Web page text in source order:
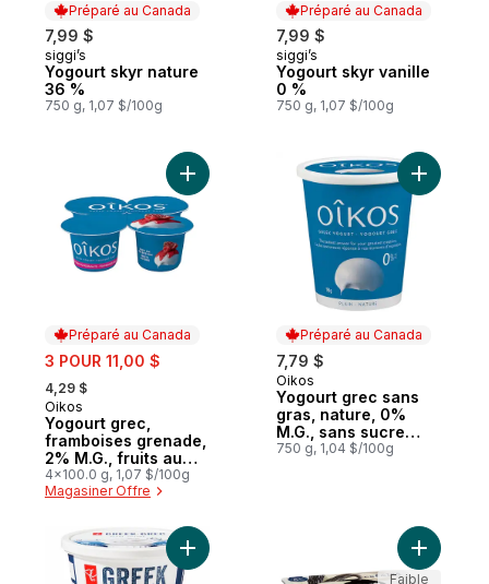
Préparé au Canada
7,99 $
Préparé au Canada
siggi’s
Yogourt skyr nature
36 %
750 g, 1,07 $/100g
Préparé au Canada
7,99 $
Préparé au Canada
siggi’s
Yogourt skyr vanille
0 %
750 g, 1,07 $/100g
Préparé au Canada
sale:
3 POUR 11,00 $
, formerly:
4,29 $
Préparé au Canada
Oikos
Yogourt grec,
framboises grenade,
2% M.G., fruits au
fond
4x100.0 g, 1,07 $/100g
Magasiner Offre
Ajouter Yogourt grec, framboises
Préparé au Canada
7,79 $
Préparé au Canada
Oikos
Yogourt grec sans
gras, nature, 0%
M.G., sans sucre
ajouté
750 g, 1,04 $/100g
Ajouter
Ajouter Yogourt grec nature de 2 % M.G.
Ajouter
Faible